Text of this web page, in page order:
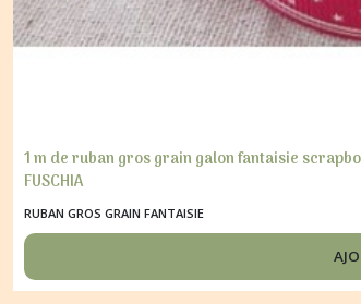
1 m de ruban gros grain galon fantaisie
FUSCHIA
RUBAN GROS GRAIN FANTAISIE